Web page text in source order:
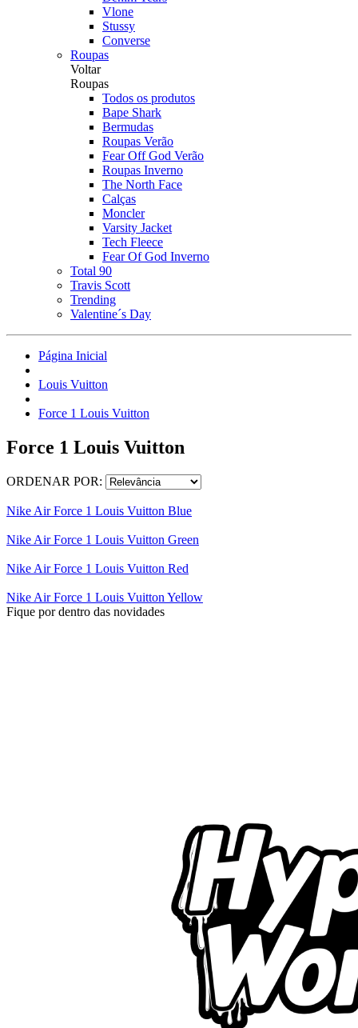
Vlone
Stussy
Converse
Roupas
Voltar
Roupas
Todos os produtos
Bape Shark
Bermudas
Roupas Verão
Fear Off God Verão
Roupas Inverno
The North Face
Calças
Moncler
Varsity Jacket
Tech Fleece
Fear Of God Inverno
Total 90
Travis Scott
Trending
Valentine´s Day
Página Inicial
Louis Vuitton
Force 1 Louis Vuitton
Force 1 Louis Vuitton
ORDENAR POR:
Nike Air Force 1 Louis Vuitton Blue
Nike Air Force 1 Louis Vuitton Green
Nike Air Force 1 Louis Vuitton Red
Nike Air Force 1 Louis Vuitton Yellow
Fique por dentro das novidades